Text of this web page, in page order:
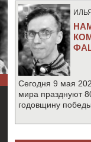
Сегодня 9 мая
мира празднуют
годовщину